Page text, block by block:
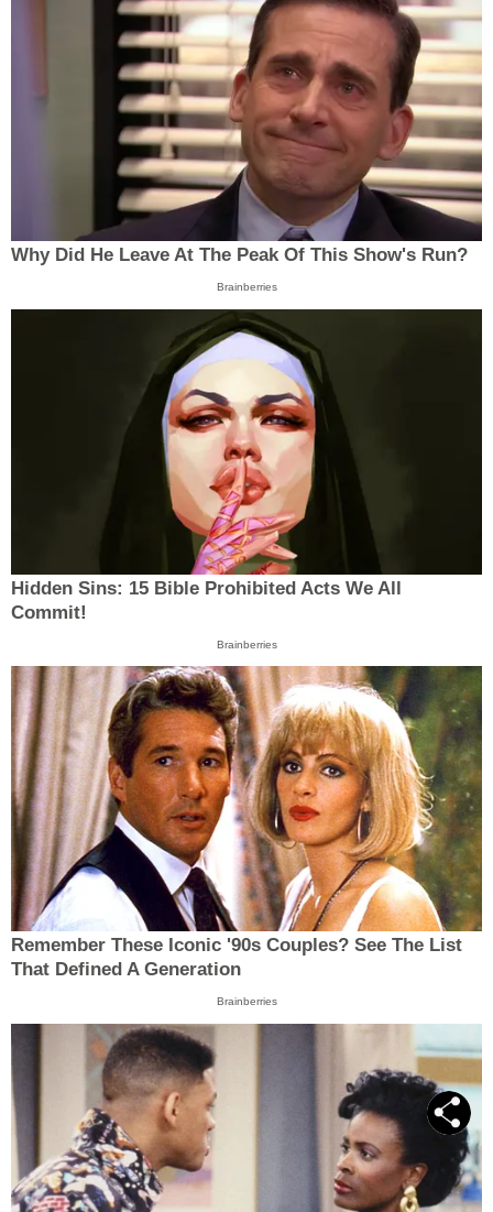
Why Did He Leave At The Peak Of This Show's Run?
Brainberries
Hidden Sins: 15 Bible Prohibited Acts We All
Commit!
Brainberries
Remember These Iconic '90s Couples? See The List
That Defined A Generation
Brainberries